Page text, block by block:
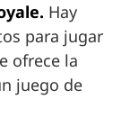
Hay
para jugar
ofrece la
juego de